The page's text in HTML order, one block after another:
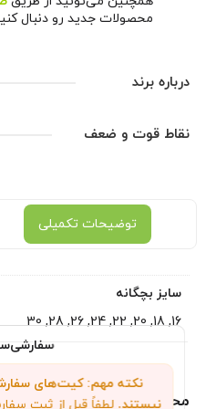
نکته مهم: کیت‌های
نیستند. لطفاً قبل از ثبت
محصولات جدید رو دنبال
درباره برند
آدیداس
نقاط قوت و ضعف
توضیحات تکمیلی
سایز بچگانه
16, 18, 20, 22, 24, 26, 28, 30
محصولات مرتبط